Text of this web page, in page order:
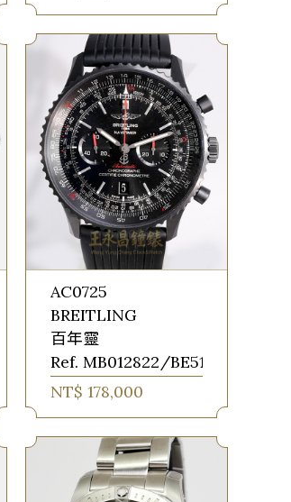
AC0725
BREITLING
百年靈
Ref. MB012822/BE51
NT$ 178,000